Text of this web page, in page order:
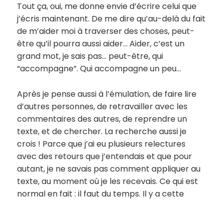
Tout ça, oui, me donne envie d’écrire celui que
j’écris maintenant. De me dire qu’au-delà du fait
de m’aider moi à traverser des choses, peut-
être qu’il pourra aussi aider… Aider, c’est un
grand mot, je sais pas… peut-être, qui
“accompagne”. Qui accompagne un peu…
Après je pense aussi à l’émulation, de faire lire
d’autres personnes, de retravailler avec les
commentaires des autres, de reprendre un
texte, et de chercher. La recherche aussi je
crois ! Parce que j’ai eu plusieurs relectures
avec des retours que j’entendais et que pour
autant, je ne savais pas comment appliquer au
texte, au moment où je les recevais. Ce qui est
normal en fait : il faut du temps. Il y a cette